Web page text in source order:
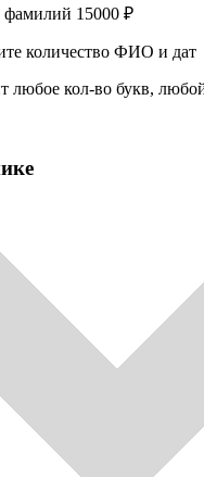
фамилий 15000 ₽
количество ФИО и дат
любое кол-во букв,